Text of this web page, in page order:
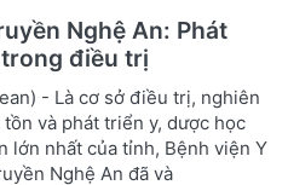
Nghệ An: Phát
điều trị
- Là cơ sở điều trị, nghiên
tồn và phát triển y, dược học
lớn nhất của tỉnh, Bệnh viện Y
Nghệ An đã và